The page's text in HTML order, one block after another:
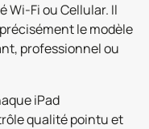
Fi ou Cellular. Il
le modèle
professionnel ou
iPad
qualité pointu et